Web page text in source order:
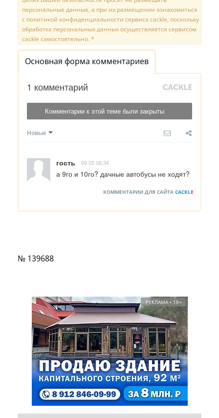
персональные данные, а при их размещении ознакомиться
с политикой конфиденциальности сервиса cackle, поскольку
обработка персональных данных осуществляется сервисом
cackle самостоятельно. *
Основная форма комментариев
1 комментарий
Комментарии к этой теме были закрыты
Новые
гость 09.05 06:34
а 9го и 10го? дачные автобусы не ходят?
КОММЕНТАРИИ ДЛЯ САЙТА CACKLE
№ 139688
РЕКЛАМА • 18+